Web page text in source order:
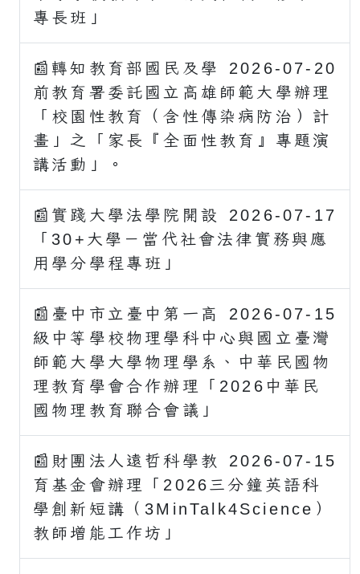
專長班」
2026-07-20
📰轉知教育部國民及學
前教育署委託國立高雄師範大學辦理
「校園性教育（含性傳染病防治）計
畫」之「家長『全面性教育』專題演
講活動」。
2026-07-17
📰實踐大學法學院開設
「30+大學－當代社會法律實務與應
用學分學程專班」
2026-07-15
📰臺中市立臺中第一高
級中等學校物理學科中心與國立臺灣
師範大學大學物理學系、中華民國物
理教育學會合作辦理「2026中華民
國物理教育聯合會議」
2026-07-15
📰財團法人遠哲科學教
育基金會辦理「2026三分鐘英語科
學創新短講（3MinTalk4Science）
教師增能工作坊」